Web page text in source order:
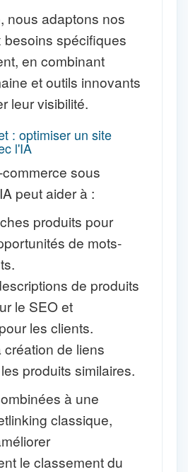
, nous adaptons nos
besoins spécifiques
en combinant
et outils innovants
leur visibilité.
: optimiser un site
l'IA
sous
peut aider à :
produits pour
de mots-
de produits
le SEO et
les clients.
de liens
produits similaires.
à une
classique,
le classement du